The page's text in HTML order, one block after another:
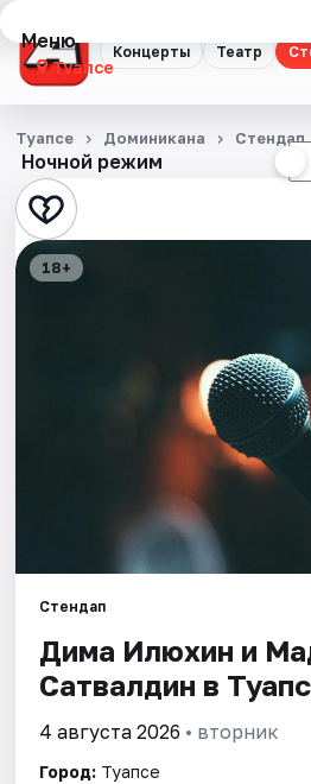
Концерты Театр
Меню
Туапсе
Концерты
Театр
Стендап
Ночной режим
Туапсе Доминикана Стендап
18+
Стендап
Дима Илюхин и
Сатвалдин в
4 августа 2026 • вторник
Город: Туапсе